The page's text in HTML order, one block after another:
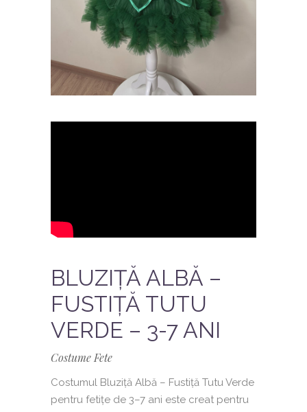
BLUZIȚĂ ALBĂ –
FUSTIȚĂ TUTU
VERDE – 3-7 ANI
Costume Fete
Costumul Bluziță Albă – Fustiță Tutu Verde
pentru fetițe de 3–7 ani este creat pentru